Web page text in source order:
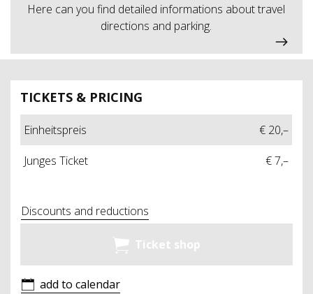
TICKETS & PRICING
Einheitspreis
€ 20,–
Junges Ticket
€ 7,–
Discounts and reductions
Ticket shop
add to calendar
Here can you find detailed informations about travel
directions and parking.